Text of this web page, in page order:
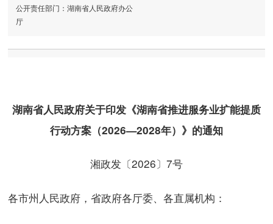
公开责任部门：湖南省人民政府办公
厅
湖南省人民政府关于印发《湖南省推进服务业扩能提质
行动方案（2026—2028年）》的通知
湘政发〔2026〕7号
各市州人民政府，省政府各厅委、各直属机构：